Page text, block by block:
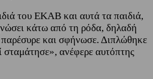
του ΕΚΑΒ και αυτά τα παιδιά,
κάτω από τη ρόδα, δηλαδή
και σφήνωσε. Διπλώθηκε
ανέφερε αυτόπτης